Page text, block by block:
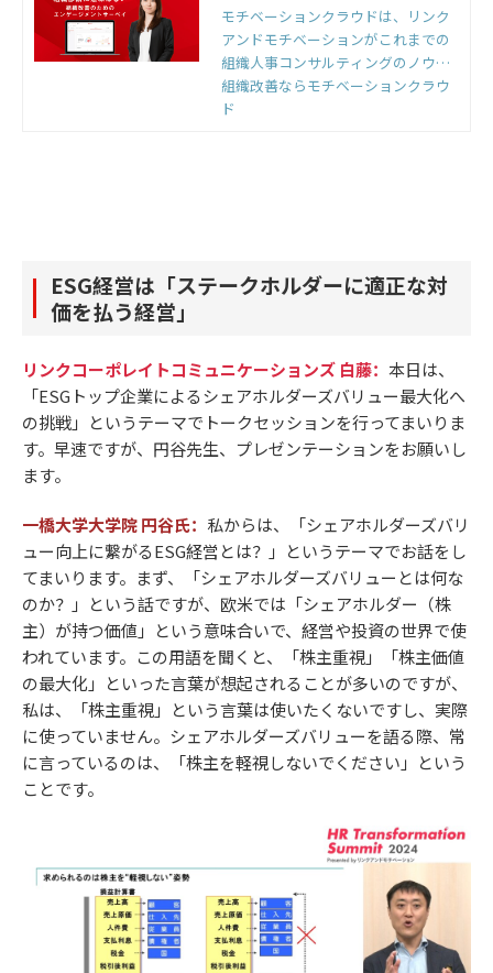
ンクラウド
モチベーションクラウドは、リンク
アンドモチベーションがこれまでの
組織人事コンサルティングのノウハ
ウをもとに開発した国内初の組織改
善クラウドです。組織のモノサシ
組織改善ならモチベーションクラウ
ド
ESG経営は「ステークホルダーに適正な対
価を払う経営」
リンクコーポレイトコミュニケーションズ 白藤： 本日は、
「ESGトップ企業によるシェアホルダーズバリュー最大化へ
の挑戦」というテーマでトークセッションを行ってまいりま
す。早速ですが、円谷先生、プレゼンテーションをお願いし
ます。
一橋大学大学院 円谷氏： 私からは、「シェアホルダーズバリ
ュー向上に繋がるESG経営とは？」というテーマでお話をし
てまいります。まず、「シェアホルダーズバリューとは何な
のか？」という話ですが、欧米では「シェアホルダー（株
主）が持つ価値」という意味合いで、経営や投資の世界で使
われています。この用語を聞くと、「株主重視」「株主価値
の最大化」といった言葉が想起されることが多いのですが、
私は、「株主重視」という言葉は使いたくないですし、実際
に使っていません。シェアホルダーズバリューを語る際、常
に言っているのは、「株主を軽視しないでください」という
ことです。